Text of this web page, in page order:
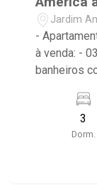
Jardim
-
à venda: -
banheiros
Ventilador
-
3
Dorm.